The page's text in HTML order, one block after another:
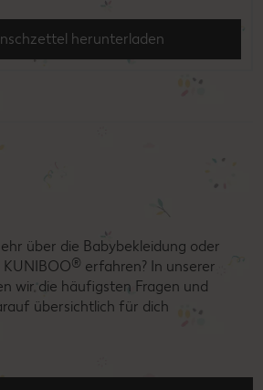
herunterladen
über die Babybekleidung oder
® erfahren? In unserer
wir die häufigsten Fragen und
übersichtlich für dich